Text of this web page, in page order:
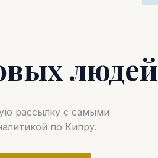
людей
рассылку с самыми
по Кипру.